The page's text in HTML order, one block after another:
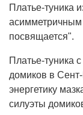
Платье-туника
посвящается".
Платье-туника
домиков в
энергетику
силуэты